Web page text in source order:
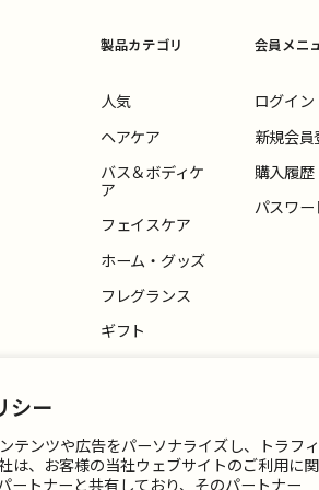
シー
テンツや広告をパーソナライズし、トラフィ
は、お客様の当社ウェブサイトのご利用に関
製品カテゴリ
人気
ヘアケア
バス＆ボディケ
ア
フェイスケア
ホーム・グッズ
フレグランス
ギフト
会員メニ
ログイン
新規会員
購入履歴
パスワー